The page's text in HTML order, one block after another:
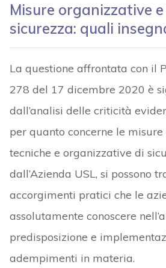
Misure organizzative
sicurezza: quali
La questione affrontata con il
278 del 17 dicembre 2020 è
dall’analisi delle criticità
per quanto concerne le
tecniche e organizzative di
dall’Azienda USL, si possono
accorgimenti pratici che le
assolutamente conoscere
predisposizione e
adempimenti in materia.